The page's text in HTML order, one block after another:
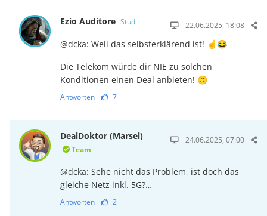
Ezio Auditore Studi 22.06.2025, 18:08
@dcka: Weil das selbsterklärend ist! ☝️😂
Die Telekom würde dir NIE zu solchen
Konditionen einen Deal anbieten! 🙃
Antworten 7
DealDoktor (Marsel)
Team
24.06.2025, 07:00
@dcka: Sehe nicht das Problem, ist doch das
gleiche Netz inkl. 5G?…
Antworten 2